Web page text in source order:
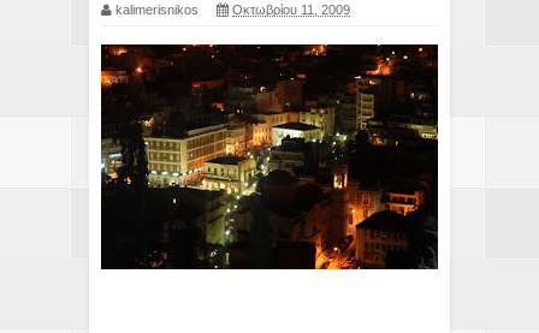
kalimerisnikos Οκτωβρίου 11, 2009